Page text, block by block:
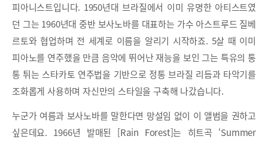
피아니스트입니다. 1950년대 브라질에서 이미 유명한 아티스트였
던 그는 1960년대 중반 보사노바를 대표하는 가수 아스트루드 질베
르토와 협업하며 전 세계로 이름을 알리기 시작하죠. 5살 때 이미
피아노를 연주했을 만큼 음악에 뛰어난 재능을 보인 그는 특유의 통
통 튀는 스타카토 연주법을 기반으로 정통 브라질 리듬과 타악기를
조화롭게 사용하며 자신만의 스타일을 구축해 나갔습니다.
누군가 여름과 보사노바를 말한다면 망설임 없이 이 앨범을 권하고
싶은데요. 1966년 발매된 [Rain Forest]는 히트곡 ‘Summer